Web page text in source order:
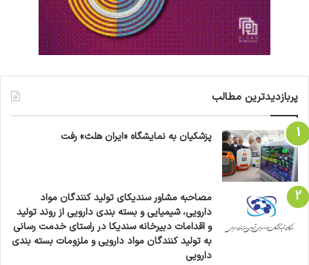
پربازدیدترین مطالب
پزشکیان به نمایشگاه «ایران هلث» رفت
مصاحبه مشاور سندیکای تولید کنندگان مواد
دارویی، شیمیایی و بسته بندی دارویی از روند تولید
و اقدامات دبیرخانه سندیکا در راستای خدمت رسانی
به تولید کنندگان مواد دارویی و ملزومات بسته بندی
دارویی